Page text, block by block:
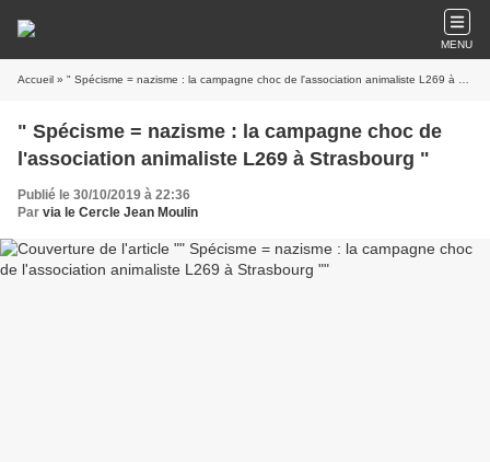
MENU
Accueil » " Spécisme = nazisme : la campagne choc de l'association animaliste L269 à Strasbourg "
" Spécisme = nazisme : la campagne choc de
l'association animaliste L269 à Strasbourg "
Publié le 30/10/2019 à 22:36
Par via le Cercle Jean Moulin